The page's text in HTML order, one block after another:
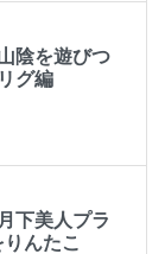
陰を遊びつ
グ編
下美人プラ
んたこ